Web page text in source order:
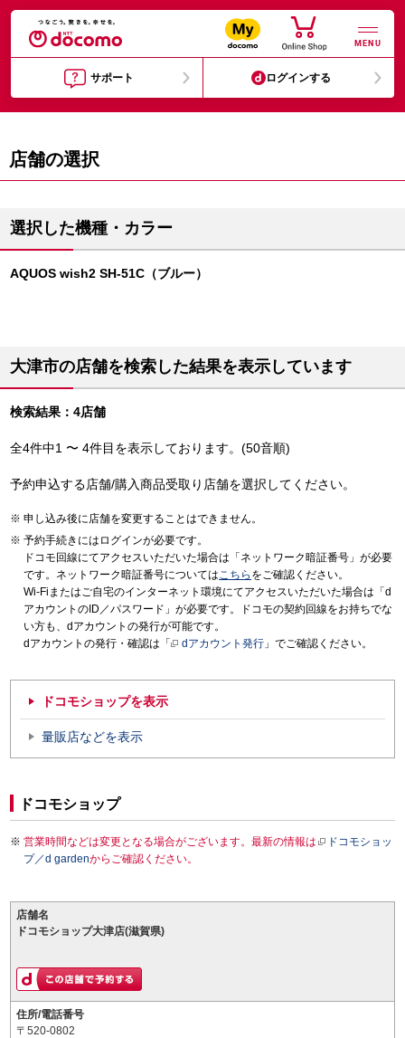
MENU
サポート ログインする
店舗の選択
選択した機種・カラー
AQUOS wish2 SH-51C（ブルー）
大津市の店舗を検索した結果を表示しています
検索結果：4店舗
全4件中1 〜 4件目を表示しております。(50音順)
予約申込する店舗/購入商品受取り店舗を選択してください。
申し込み後に店舗を変更することはできません。
予約手続きにはログインが必要です。
ドコモ回線にてアクセスいただいた場合は「ネットワーク暗証番号」が必要
です。ネットワーク暗証番号についてはこちら をご確認ください。
Wi-Fiまたはご自宅のインターネット環境にてアクセスいただいた場合は「d
アカウントのID／パスワード」が必要です。ドコモの契約回線をお持ちでな
い方も、dアカウントの発行が可能です。
dアカウントの発行・確認は「
dアカウント発行 」でご確認ください。
ドコモショップを表示
量販店などを表示
ドコモショップ
営業時間などは変更となる場合がございます。最新の情報は
ドコモショッ
プ／d gardenからご確認ください。
店舗名
ドコモショップ大津店(滋賀県)
住所/電話番号
〒520-0802